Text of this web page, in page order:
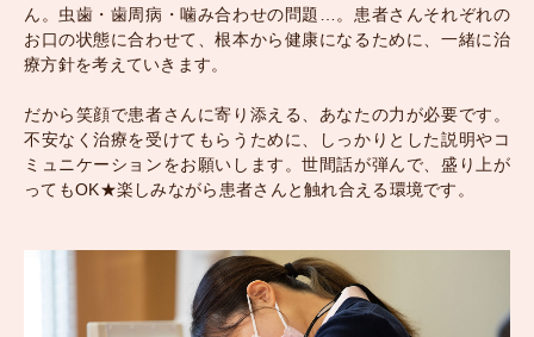
ん。虫歯・歯周病・噛み合わせの問題…。患者さんそれぞれの
お口の状態に合わせて、根本から健康になるために、一緒に治
療方針を考えていきます。
だから笑顔で患者さんに寄り添える、あなたの力が必要です。
不安なく治療を受けてもらうために、しっかりとした説明やコ
ミュニケーションをお願いします。世間話が弾んで、盛り上が
ってもOK★楽しみながら患者さんと触れ合える環境です。